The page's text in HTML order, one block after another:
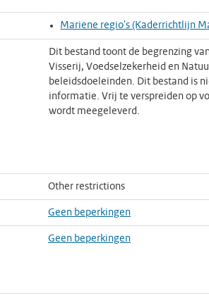
Mariene regio's (Kaderrichtlijn
Dit bestand toont de begrenzing
Visserij, Voedselzekerheid en
beleidsdoeleinden. Dit bestand is
informatie. Vrij te verspreiden op
wordt meegeleverd.
Other restrictions
Geen beperkingen
Geen beperkingen